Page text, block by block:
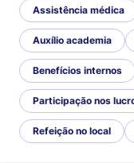
Assistência médica
Auxílio academia
Benefícios internos
Participação nos
Refeição no local